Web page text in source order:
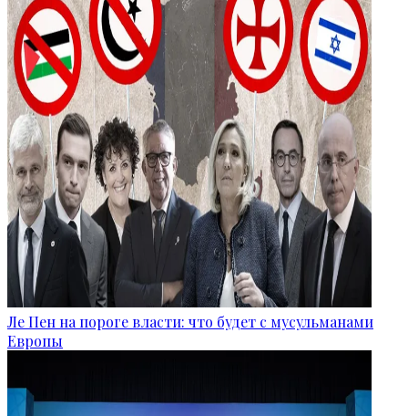
Ле Пен на пороге власти: что будет с мусульманами
Европы